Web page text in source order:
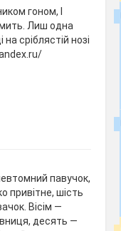
гоном, І
Лиш одна
сріблястій нозі
павучок,
привітне, шість
Вісім —
десять —